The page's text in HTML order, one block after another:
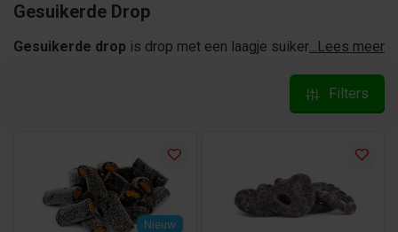
Gesuikerde Drop
Gesuikerde drop is drop met een laagje suiker er
uitsluitend die gesuikerd is. Ontzettend lekker en in
verschillende smaken. Zoek je een er eentje die er niet
assortiment.
...Lees meer
Filters
Nieuw